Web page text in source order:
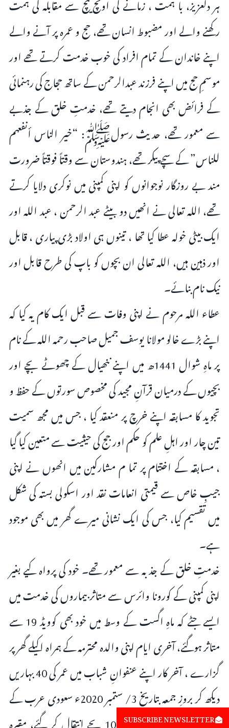
رکھنے والے اور مضبوط انسان تھے، حج و عمرہ پر آنے والے
اپنے خاندان کے تمام افراد کی خوب خدمت کرتے تھے اور
موسمِ حج میں اپنے فرزند عبدالرحمن کے ساتھ حجاج کی رہنمائی
کے فرائض بھی انجام دیتے تھے، خدمتِ خلق کے جذبے
سے معمور تھے، حدیث رسولﷺ: “خير الناس أنفعهم
للناس” کے سچے پیکر تھے، ہندوستان سے وقتاً فوقتاً ضرورت
مند بے روزگار نوجوانوں کو اپنی کمپنی میں نوکری دلایا کرتے
تھے، اللہ تعالی نے انھیں دو بیٹے عبد الرحمن ، عبد اللہ اور
ایک بیٹی خولہ عطا کیا تھا ، تینوں ہی اولاد بڑی پیاری ، قابل
اور ذہین ہیں، اللہ تعالی ان بچوں کو باپ کی طرح قابل اور
نیک نام بنائے۔
عطاء اللہ مرحوم نے اپنی وفات سے قبل ایک کام یہ کیا کہ
اپنے بڑے خالو مولانا یوسف جمیل صاحب رحمہ اللہ کے نام
پر ماہِ شوال 1441ھ میں اپنے ننھیال کے چھوٹے بچے اور
بچیوں کے درمیان قرآنِ مجید کی مخصوص سورتوں کے حفظ و
تجوید کا مسابقہ اپنے خرچ پر منعقد کیا ، جس میں مجھ سمیت
تین چار اور اہلِ علم کو حکم اور جج کی حیثیت سے متعین کیا گیا
، مسابقہ کے اختتام پر تما م مشارکین میں انھوں نے اپنی
جیبِ خاص سے قیمتی انعامات نقد اور اسکولی بستہ کی شکل
میں تقسیم کیا، جس کی ایک نشانی میرے گھر میں بھی موجود
ہے۔
خدمتِ خلق کے جذبہ سے معمور تھے۔ خود کی پرواہ کیے بغیر
اپنی کمپنی کے کورونا وائرس سے متاثر بیماروں کی خدمت میں
ایسے جٹے کہ ماہِ اگست کے وسط میں خود بھی کوویڈ 19 سے
متاثر ہوگئے، آخری ایام اپنی والدہ محترمہ کے ہمراہ اکیلے گھر پر
گزارے ، آخر کار اپنے عنفوانِ شباب میں عمر کی 40 بہاریں
دیکھ کر بروزِ جمعہ بتاریخ 3/ ستمبر 2020ء سعودی عرب کے
وقت کے مطابق رات 10:30 بجے انتقال کر گئے، مقبرہ
SUBSCRIBE NEWSLETTER